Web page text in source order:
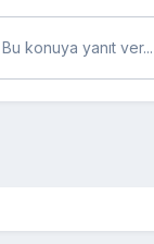
Bu konuya yanıt ver...